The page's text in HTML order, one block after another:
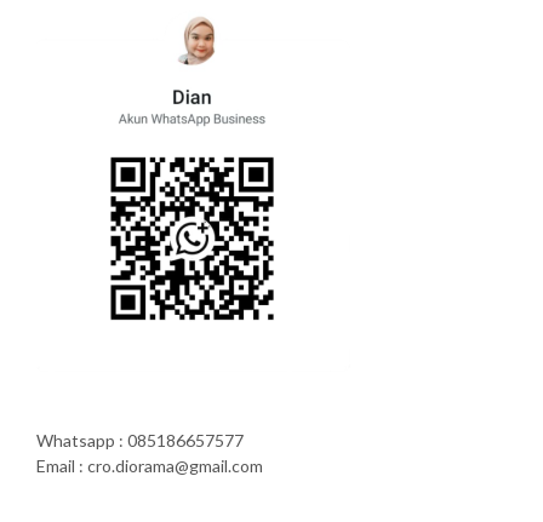
Whatsapp : 085186657577
Email : cro.diorama@gmail.com